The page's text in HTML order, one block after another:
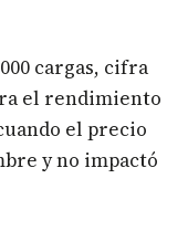
cargas, cifra
el rendimiento
el precio
y no impactó